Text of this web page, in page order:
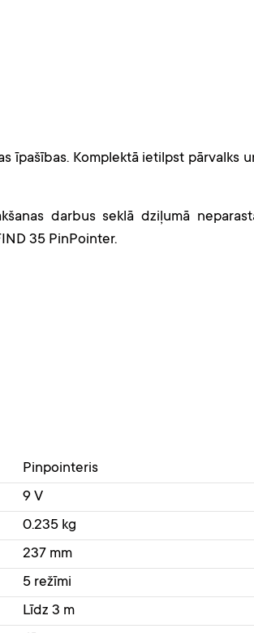
īpašības. Komplektā ietilpst pārvalks
darbus seklā dziļumā
35 PinPointer.
Pinpointeris
9 V
0.235 kg
237 mm
5 režīmi
Līdz 3 m